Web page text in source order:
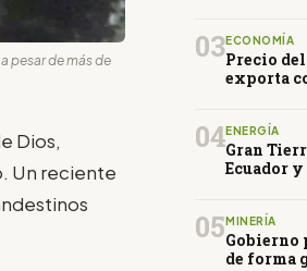
pesar de más de
Dios,
Un reciente
03ECONOMÍA
Precio
exporta
04ENERGÍA
Gran
Ecuador
05 MINERÍA
Gobierno
de forma